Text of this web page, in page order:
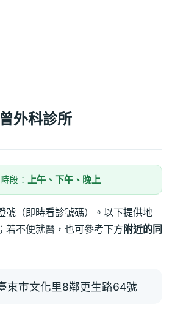
曾外科診所
段： 上午、下午、晚上
號（即時看診號碼）。以下提供地
若不便就醫，也可參考下方 附近的同
東市文化里8鄰更生路64號